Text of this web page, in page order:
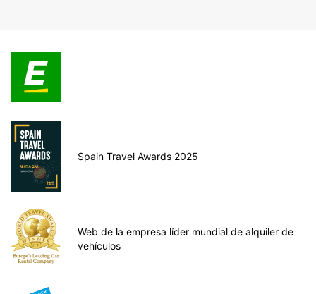
Spain Travel Awards 2025
Web de la empresa líder mundial de alquiler de
vehículos